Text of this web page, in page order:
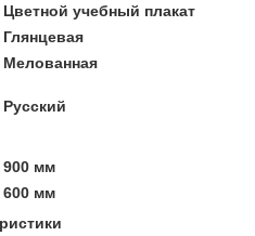
Цветной учебный плакат
Глянцевая
Мелованная
Русский
900 мм
600 мм